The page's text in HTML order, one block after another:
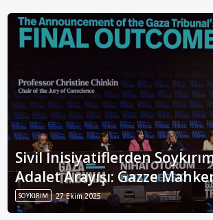
Sivil İnisiyatiflerden
Adalet Arayışı: Gazze
SOYKIRIM 27 Ekim 2025